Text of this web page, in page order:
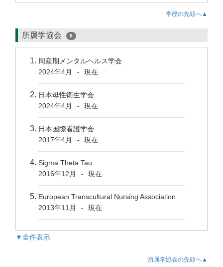
学歴の先頭へ▲
所属学協会 8
周産期メンタルヘルス学会
2024年4月
- 現在
日本母性衛生学会
2024年4月
- 現在
日本国際看護学会
2017年4月
- 現在
Sigma Theta Tau
2016年12月
- 現在
European Transcultural Nursing Association
2013年11月
- 現在
▼全件表示
所属学協会の先頭へ▲